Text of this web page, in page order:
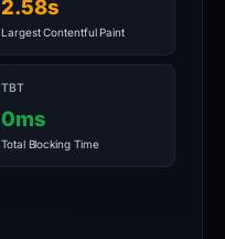
2.58s
Largest Contentful Paint
TBT
0ms
Total Blocking Time